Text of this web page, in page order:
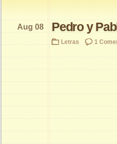
Pedro y
Aug 08
Letras 1